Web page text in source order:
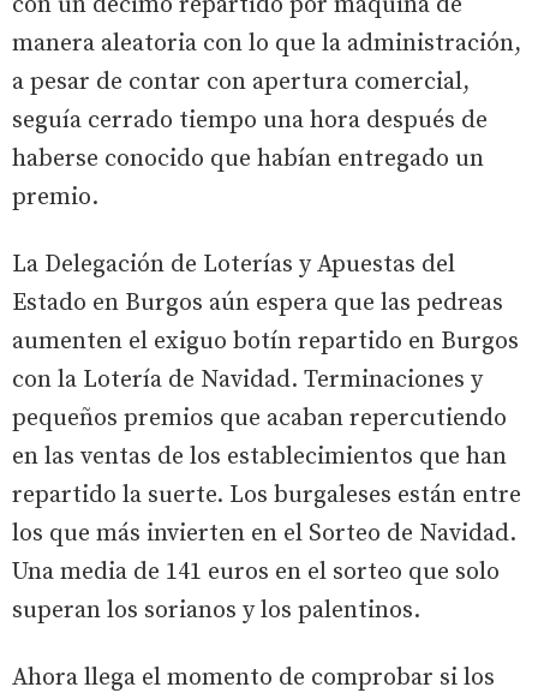
manera aleatoria con lo que la administración,
a pesar de contar con apertura comercial,
seguía cerrado tiempo una hora después de
haberse conocido que habían entregado un
premio.
La Delegación de Loterías y Apuestas del
Estado en Burgos aún espera que las pedreas
aumenten el exiguo botín repartido en Burgos
con la Lotería de Navidad. Terminaciones y
pequeños premios que acaban repercutiendo
en las ventas de los establecimientos que han
repartido la suerte. Los burgaleses están entre
los que más invierten en el Sorteo de Navidad.
Una media de 141 euros en el sorteo que solo
superan los sorianos y los palentinos.
Ahora llega el momento de comprobar si los